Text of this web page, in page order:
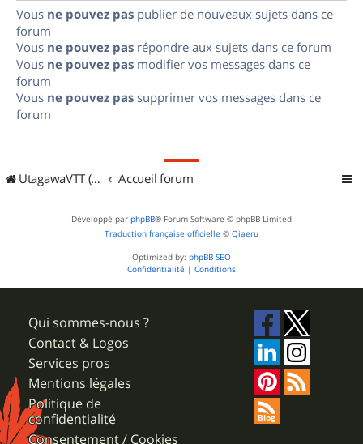
Vous ne pouvez pas publier de nouveaux sujets dans ce
forum
Vous ne pouvez pas répondre aux sujets dans ce forum
Vous ne pouvez pas modifier vos messages dans ce
forum
Vous ne pouvez pas supprimer vos messages dans ce
forum
UtagawaVTT (Randos VTT et VTTAE avec traces GPS) Accueil forum
Développé par phpBB® Forum Software © phpBB Limited
Traduction française officielle © Qiaeru
Optimized by: phpBB SEO
Confidentialité | Conditions
Qui sommes-nous ?
Contact & Logos
Services pros
Mentions légales
Politique de
confidentialité
Consentement / Cookies